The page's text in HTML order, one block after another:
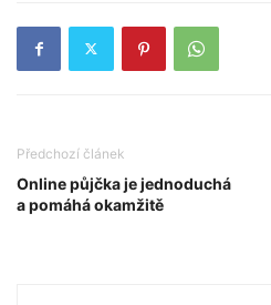
Předchozí článek
Online půjčka je jednoduchá
a pomáhá okamžitě